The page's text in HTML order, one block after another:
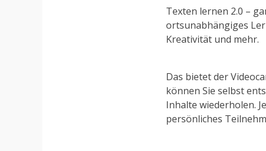
Texten lernen 2.0 –
ortsunabhängiges
Kreativität und mehr.
Das bietet der
können Sie selbst
Inhalte wiederholen.
persönliches